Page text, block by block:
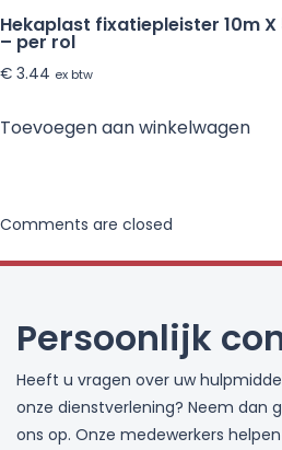
Hekaplast fixatiepleister 10m X
– per rol
€ 3.44 ex btw
Toevoegen aan winkelwagen
Comments are closed
Persoonlijk
Heeft u vragen over uw
onze dienstverlening? Neem dan
ons op. Onze medewerkers